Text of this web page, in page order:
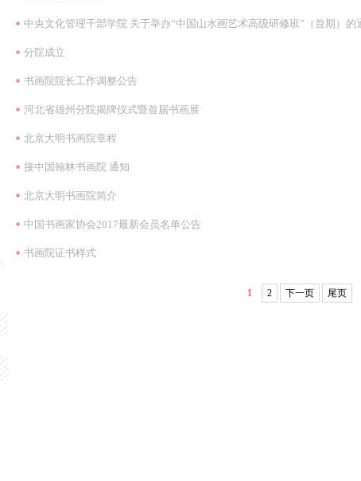
中央文化管理干部学院 关于举办“中国山水画艺术高级研修班”（首期）的
分院成立
书画院院长工作调整公告
河北省雄州分院揭牌仪式暨首届书画展
北京大明书画院章程
接中国翰林书画院 通知
北京大明书画院简介
中国书画家协会2017最新会员名单公告
书画院证书样式
1 2 下一页 尾页